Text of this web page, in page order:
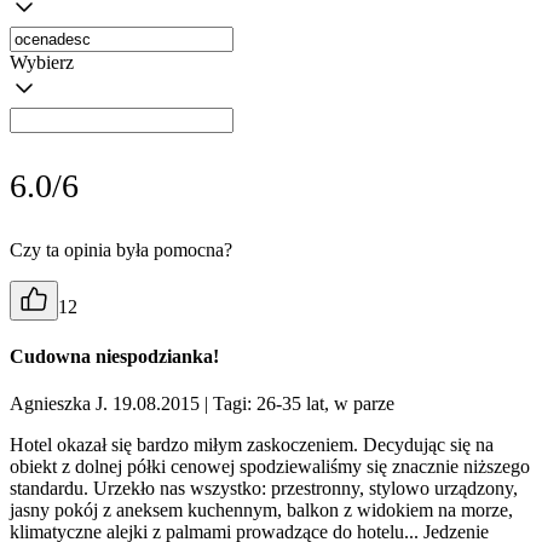
Wybierz
6.0/6
Czy ta opinia była pomocna?
12
Cudowna niespodzianka!
Agnieszka J. 19.08.2015 | Tagi: 26-35 lat, w parze
Hotel okazał się bardzo miłym zaskoczeniem. Decydując się na
obiekt z dolnej półki cenowej spodziewaliśmy się znacznie niższego
standardu. Urzekło nas wszystko: przestronny, stylowo urządzony,
jasny pokój z aneksem kuchennym, balkon z widokiem na morze,
klimatyczne alejki z palmami prowadzące do hotelu... Jedzenie